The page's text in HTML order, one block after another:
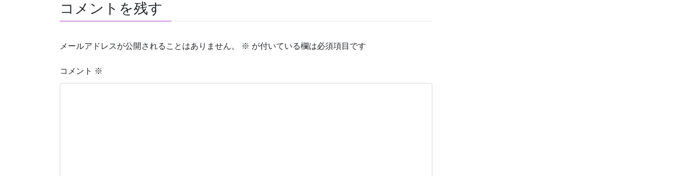
コメントを残す
メールアドレスが公開されることはありません。 ※ が付いている欄は必須項目です
コメント ※